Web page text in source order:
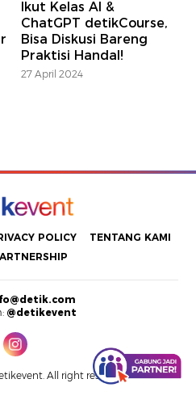
Ikut Kelas AI &
ChatGPT detikCourse,
Bisa Diskusi Bareng
Praktisi Handal!
27 April 2024
POLICY
TENTANG KAMI
@detikevent
All right reserved.